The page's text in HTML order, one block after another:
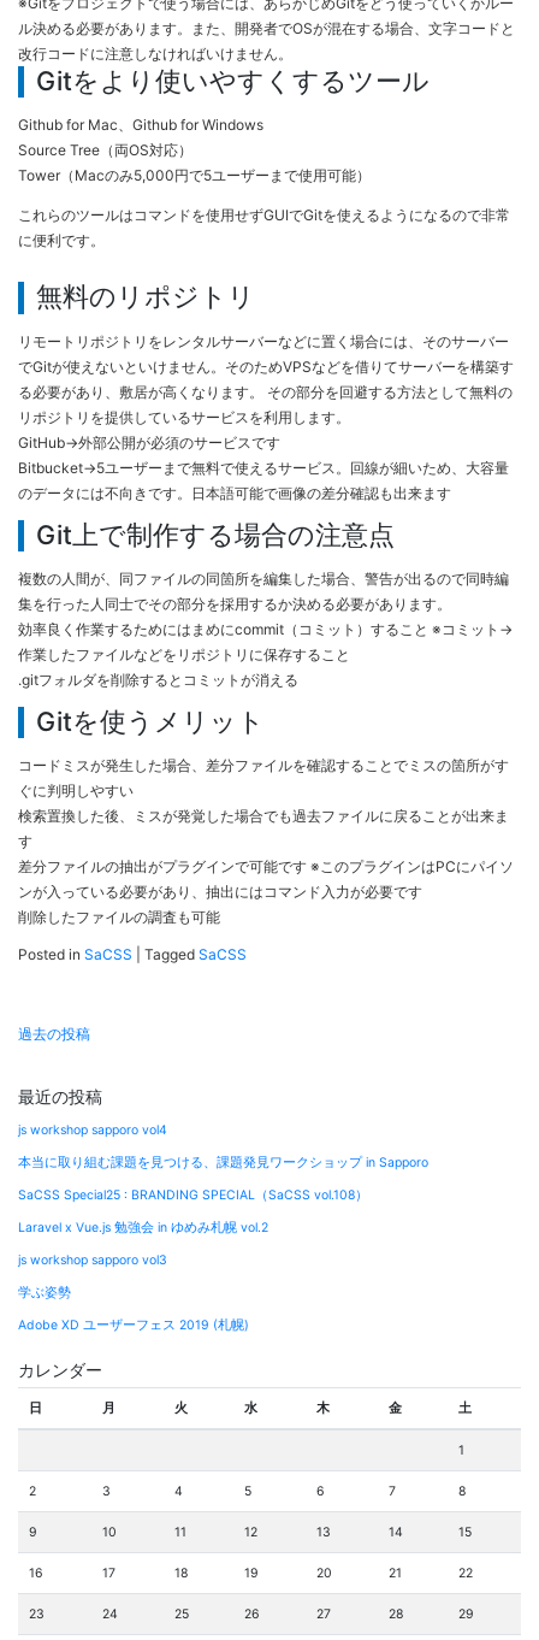
ル決める必要があります。また、開発者でOSが混在する場合、文字コードと
改行コードに注意しなければいけません。
Gitをより使いやすくするツール
Github for Mac、Github for Windows
Source Tree（両OS対応）
Tower（Macのみ5,000円で5ユーザーまで使用可能）
これらのツールはコマンドを使用せずGUIでGitを使えるようになるので非常
に便利です。
無料のリポジトリ
リモートリポジトリをレンタルサーバーなどに置く場合には、そのサーバー
でGitが使えないといけません。そのためVPSなどを借りてサーバーを構築す
る必要があり、敷居が高くなります。 その部分を回避する方法として無料の
リポジトリを提供しているサービスを利用します。
GitHub→外部公開が必須のサービスです
Bitbucket→5ユーザーまで無料で使えるサービス。回線が細いため、大容量
のデータには不向きです。日本語可能で画像の差分確認も出来ます
Git上で制作する場合の注意点
複数の人間が、同ファイルの同箇所を編集した場合、警告が出るので同時編
集を行った人同士でその部分を採用するか決める必要があります。
効率良く作業するためにはまめにcommit（コミット）すること ※コミット→
作業したファイルなどをリポジトリに保存すること
.gitフォルダを削除するとコミットが消える
Gitを使うメリット
コードミスが発生した場合、差分ファイルを確認することでミスの箇所がす
ぐに判明しやすい
検索置換した後、ミスが発覚した場合でも過去ファイルに戻ることが出来ま
す
差分ファイルの抽出がプラグインで可能です ※このプラグインはPCにパイソ
ンが入っている必要があり、抽出にはコマンド入力が必要です
削除したファイルの調査も可能
Posted in SaCSS Tagged SaCSS
投
ナ
ビ
ゲ
ー
シ
ョ
ン
過去の投稿
最近の投稿
js workshop sapporo vol4
本当に取り組む課題を見つける、課題発見ワークショップ in Sapporo
SaCSS Special25 : BRANDING SPECIAL（SaCSS vol.108）
Laravel x Vue.js 勉強会 in ゆめみ札幌 vol.2
js workshop sapporo vol3
学ぶ姿勢
Adobe XD ユーザーフェス 2019 (札幌)
カレンダー
日 月 火 水 木 金 土
1
2 3 4 5 6 7 8
9 10 11 12 13 14 15
16 17 18 19 20 21 22
23 24 25 26 27 28 29